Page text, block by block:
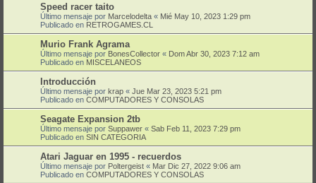
Speed racer taito
Último mensaje por Marcelodelta « Mié May 10, 2023 1:29 pm
Publicado en RETROGAMES.CL
Murio Frank Agrama
Último mensaje por BonesCollector « Dom Abr 30, 2023 7:12 am
Publicado en MISCELANEOS
Introducción
Último mensaje por krap « Jue Mar 23, 2023 5:21 pm
Publicado en COMPUTADORES Y CONSOLAS
Seagate Expansion 2tb
Último mensaje por Suppawer « Sab Feb 11, 2023 7:29 pm
Publicado en SIN CATEGORIA
Atari Jaguar en 1995 - recuerdos
Último mensaje por Poltergeist « Mar Dic 27, 2022 9:06 am
Publicado en COMPUTADORES Y CONSOLAS